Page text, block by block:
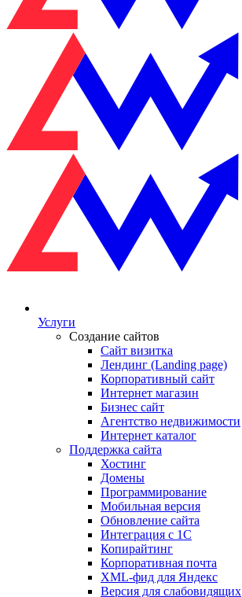
Услуги
Создание сайтов
Сайт визитка
Лендинг (Landing page)
Корпоративный сайт
Интернет магазин
Бизнес сайт
Агентство недвижимости
Интернет каталог
Поддержка сайта
Хостинг
Домены
Программирование
Мобильная версия
Обновление сайта
Интеграция с 1С
Копирайтинг
Корпоративная почта
XML-фид для Яндекс
Версия для слабовидящих